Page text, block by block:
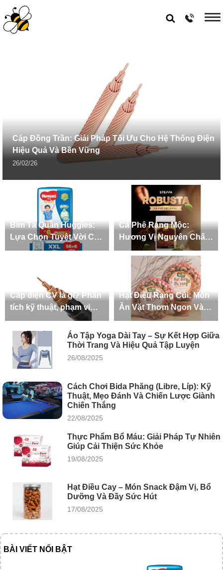
Cáp Đồng Trần: Giải Pháp Tối Ưu Cho Hệ Thống Điện
Hiệu Quả Và Bền Vững
26/02/26
Bỉm Tã Quần Huggies:
Lựa Chọn Tuyệt Vời Cho
Bé Yêu
Cà Phê Rang Mộc:
Hương Vị Nguyên Chất
Và Những Lợi Ích Đáng
Cáp điện CV là gì? Phân
tích kỹ thuật, phạm vi
ứng dụng và nguyên tắc
lựa chọn trong hệ thống
điện hạ thế
Hạt Điều Rang Củi: Món
Ăn Vặt Thơm Ngon Và
Bổ Dưỡng Cho Mọi Lứa
Tuổi
Áo Tập Yoga Dài Tay – Sự Kết Hợp Giữa
Thời Trang Và Hiệu Quả Tập Luyện
26/08/2025
Cách Chơi Bida Phăng (Libre, Líp): Kỹ
Thuật, Mẹo Đánh Và Chiến Lược Giành
Chiến Thắng
22/08/2025
Thực Phẩm Bổ Máu: Giải Pháp Tự Nhiên
Giúp Cải Thiện Sức Khỏe
19/08/2025
Hạt Điều Cay – Món Snack Đậm Vị, Bổ
Dưỡng Và Đầy Sức Hút
17/08/2025
BÀI VIẾT NỔI BẬT